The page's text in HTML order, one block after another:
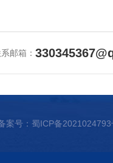
邮箱：
号： 蜀ICP备2021024793